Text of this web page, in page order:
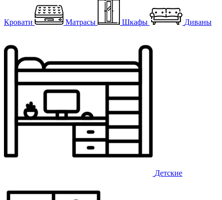
Кровати Матрасы Шкафы Диваны
Детские